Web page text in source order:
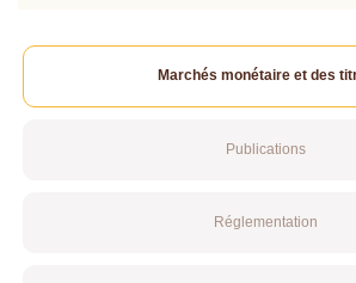
Marchés monétaire et des
Publications
Réglementation